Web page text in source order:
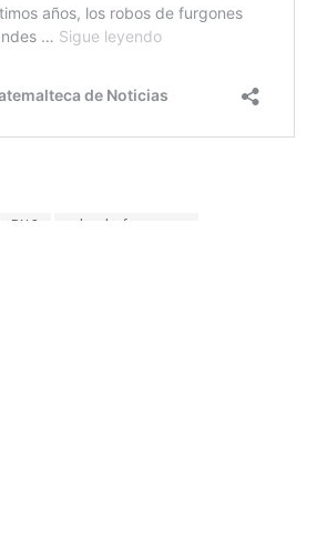
PNC robo de furgones